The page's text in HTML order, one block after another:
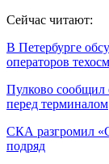
Сейчас читают:
В Петербурге
операторов
Пулково сообщил
перед терминалом
СКА разгромил
подряд